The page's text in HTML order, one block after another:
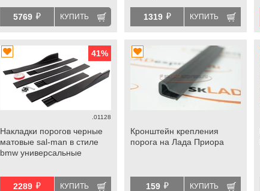
5769 й КУПИТЬ 1319 й КУПИТЬ
41%
.01128
Накладки порогов черные
матовые sal-man в стиле
bmw универсальные
2289 й КУПИТЬ
Кронштейн крепления
порога на Лада Приора
159 й КУПИТЬ